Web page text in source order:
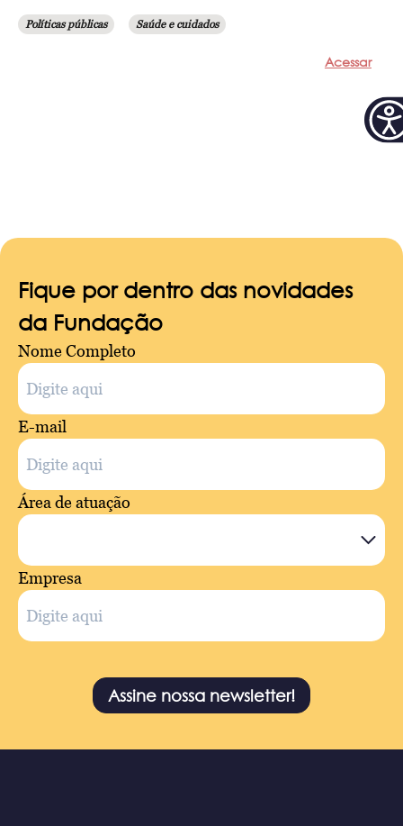
Políticas públicas Saúde e cuidados
Acessar
Fique por dentro das novidades
da Fundação
Nome Completo
E-mail
Área de atuação
Empresa
Assine nossa newsletter!